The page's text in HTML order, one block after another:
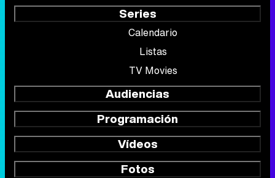
Series
Calendario
Listas
TV Movies
Audiencias
Programación
Vídeos
Fotos